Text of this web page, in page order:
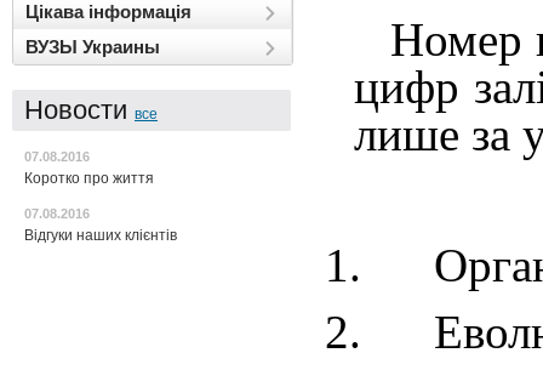
Цікава інформація
ВУЗЫ Украины
Новости все
07.08.2016
Коротко про життя
07.08.2016
Відгуки наших клієнтів
Номер
цифр
лише за
1.
2.